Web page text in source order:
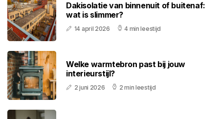
Dakisolatie van binnenuit of buitenaf:
wat is slimmer?
14 april 2026 4 min leestijd
Welke warmtebron past bij jouw
interieurstijl?
2 juni 2026 2 min leestijd